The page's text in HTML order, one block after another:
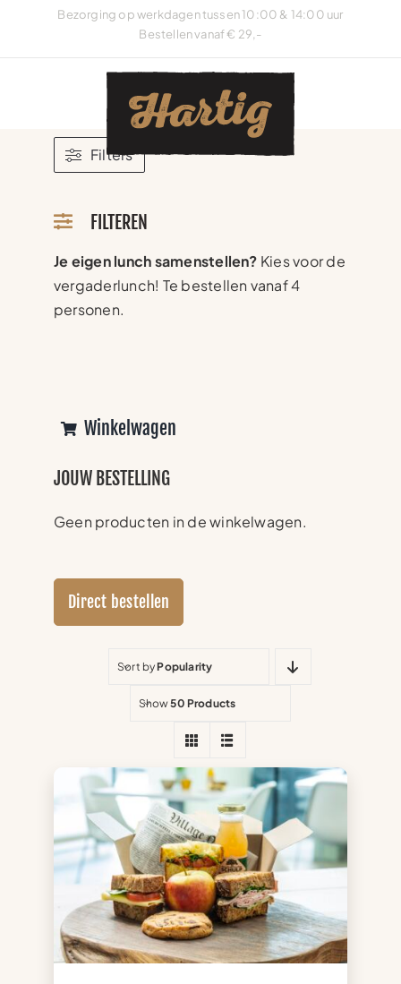
Bezorging op werkdagen tussen 10:00 & 14:00 uur
Bestellen vanaf € 29,-
Filters
FILTEREN
Je eigen lunch samenstellen? Kies voor de
vergaderlunch! Te bestellen vanaf 4
personen.
Winkelwagen
JOUW BESTELLING
Geen producten in de winkelwagen.
Direct bestellen
Sort byPopularity
Show50 Products